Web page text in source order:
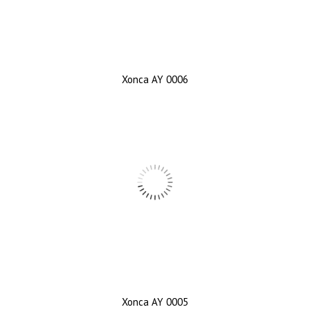
Xonca AY 0006
Xonca AY 0005